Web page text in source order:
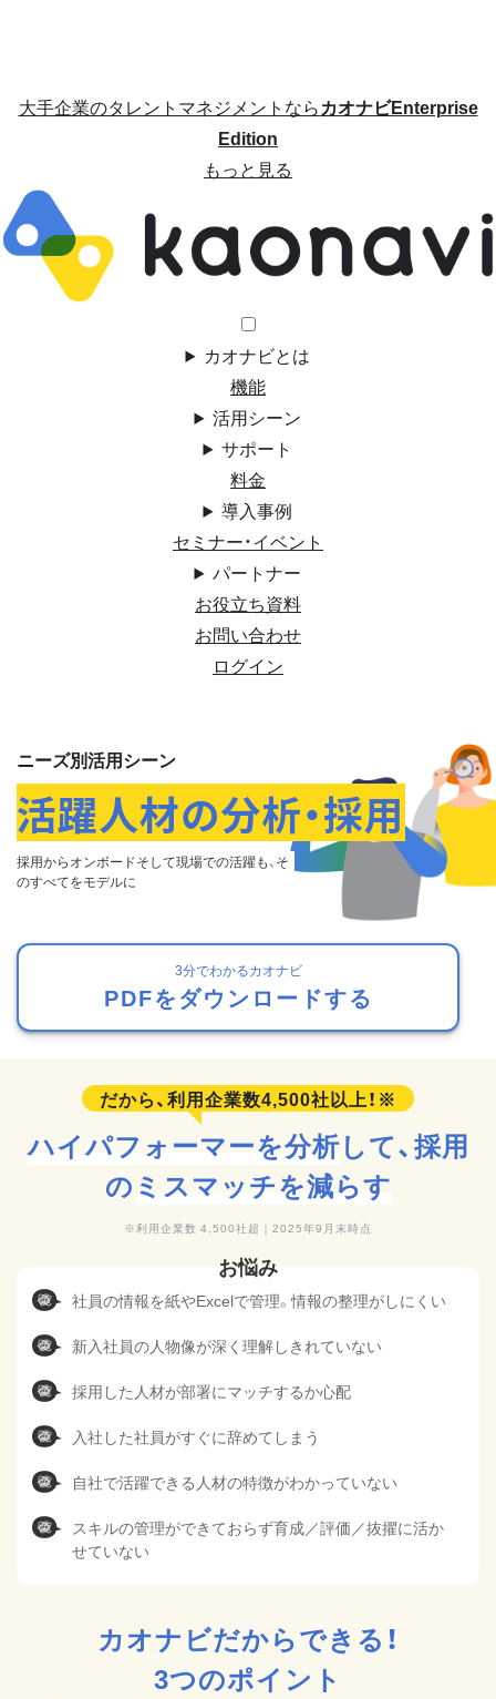
大手企業のタレントマネジメントならカオナビEnterprise
Edition
もっと見る
カオナビとは
機能
活用シーン
サポート
料金
導入事例
セミナー・イベント
パートナー
お役立ち資料
お問い合わせ
ログイン
ニーズ別活用シーン
活躍人材の分析・採用
採⽤からオンボードそして現場での活躍も、そ
のすべてをモデルに
3分でわかるカオナビ
PDFをダウンロードする
ハイパフォーマーを分析して、採用
のミスマッチを減らす
利用企業数 4,500社超｜2025年9月末時点
社員の情報を紙やExcelで管理。情報の整理がしにくい
新入社員の人物像が深く理解しきれていない
採用した人材が部署にマッチするか心配
入社した社員がすぐに辞めてしまう
自社で活躍できる人材の特徴がわかっていない
スキルの管理ができておらず育成／評価／抜擢に活か
せていない
カオナビだからできる！
3つのポイント